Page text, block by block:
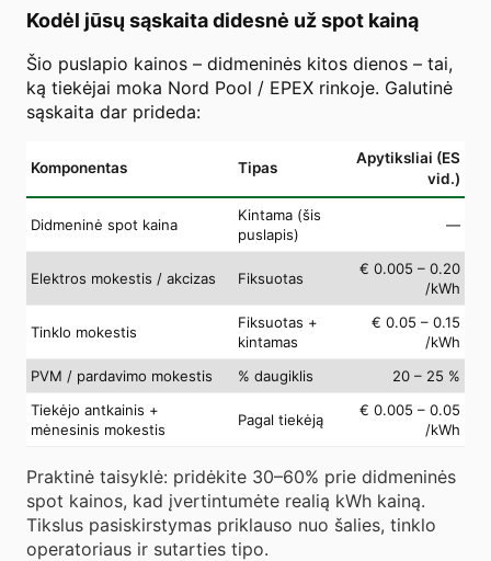
Kodėl jūsų sąskaita didesnė už spot kainą
Šio puslapio kainos – didmeninės kitos dienos – tai,
ką tiekėjai moka Nord Pool / EPEX rinkoje. Galutinė
sąskaita dar prideda:
Komponentas Tipas
Apytiksliai (ES
vid.)
Didmeninė spot kaina
Kintama (šis
puslapis)
—
Elektros mokestis / akcizas Fiksuotas
€ 0.005 – 0.20
/kWh
Tinklo mokestis
Fiksuotas +
kintamas
€ 0.05 – 0.15
/kWh
PVM / pardavimo mokestis
% daugiklis
20 – 25 %
Tiekėjo antkainis +
mėnesinis mokestis
Pagal tiekėją
€ 0.005 – 0.05
/kWh
Praktinė taisyklė: pridėkite 30–60% prie didmeninės
spot kainos, kad įvertintumėte realią kWh kainą.
Tikslus pasiskirstymas priklauso nuo šalies, tinklo
operatoriaus ir sutarties tipo.